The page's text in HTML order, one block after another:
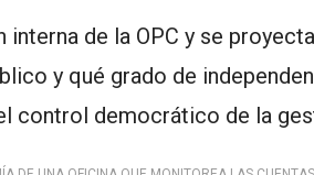
de la OPC y se
y qué grado de
control democrático de la